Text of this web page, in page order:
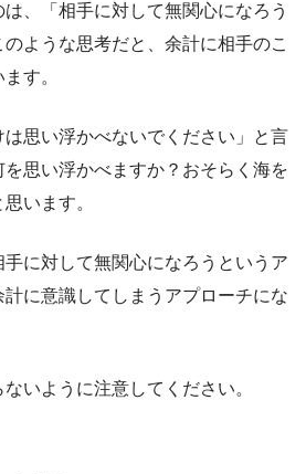
、「相手に対して無関心になろう
ような思考だと、余計に相手のこ
す。
思い浮かべないでください」と言
思い浮かべますか？おそらく海を
います。
に対して無関心になろうというア
に意識してしまうアプローチにな
いように注意してください。